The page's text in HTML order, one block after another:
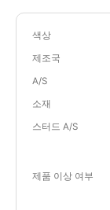
색상
제조국
A/S
소재
스터드 A/S
제품 이상 여부